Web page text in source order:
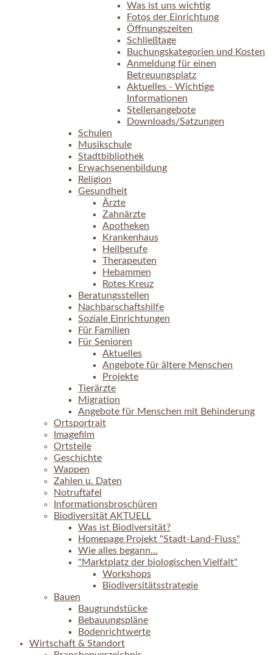
Was ist uns wichtig
Fotos der Einrichtung
Öffnungszeiten
Schließtage
Buchungskategorien und Kosten
Anmeldung für einen
Betreuungsplatz
Aktuelles - Wichtige
Informationen
Stellenangebote
Downloads/Satzungen
Schulen
Musikschule
Stadtbibliothek
Erwachsenenbildung
Religion
Gesundheit
Ärzte
Zahnärzte
Apotheken
Krankenhaus
Heilberufe
Therapeuten
Hebammen
Rotes Kreuz
Beratungsstellen
Nachbarschaftshilfe
Soziale Einrichtungen
Für Familien
Für Senioren
Aktuelles
Angebote für ältere Menschen
Projekte
Tierärzte
Migration
Angebote für Menschen mit Behinderung
Ortsportrait
Imagefilm
Ortsteile
Geschichte
Wappen
Zahlen u. Daten
Notruftafel
Informationsbroschüren
Biodiversität AKTUELL
Was ist Biodiversität?
Homepage Projekt "Stadt-Land-Fluss"
Wie alles begann...
"Marktplatz der biologischen Vielfalt"
Workshops
Biodiversitätsstrategie
Bauen
Baugrundstücke
Bebauungspläne
Bodenrichtwerte
Wirtschaft & Standort